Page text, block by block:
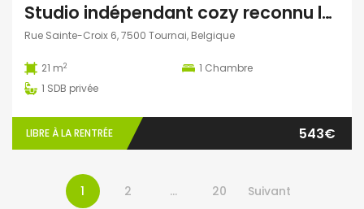
Studio indépendant cozy reconnu logement officiel de la Ville de Tournai, ‘Chez Martine’
Rue Sainte-Croix 6, 7500 Tournai, Belgique
21 m2 1 Chambre
1 SDB privée
LIBRE À LA RENTRÉE 543€
1 2 … 20 Suivant